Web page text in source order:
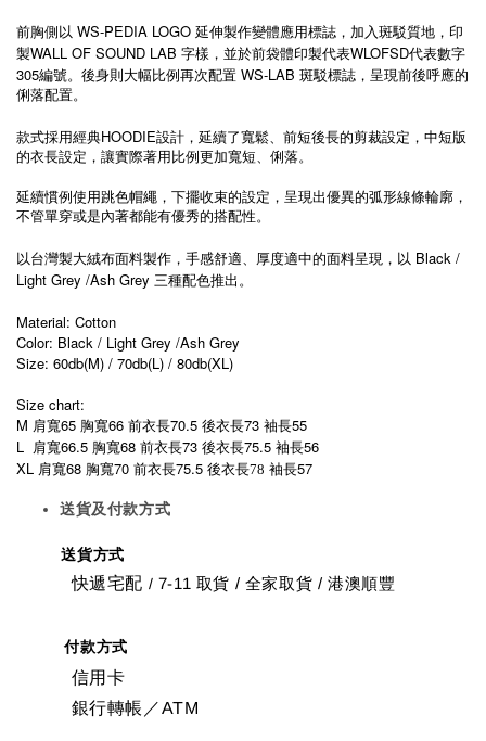
前胸側以 WS-PEDIA LOGO 延伸製作變體應用標誌，加入斑駁質地，印
製WALL OF SOUND LAB 字樣，並於前袋體印製代表WLOFSD代表數字
305編號。後身則大幅比例再次配置 WS-LAB 斑駁標誌，呈現前後呼應的
俐落配置。
款式採用經典HOODIE設計，延續了寬鬆、前短後長的剪裁設定，中短版
的衣長設定，讓實際著用比例更加寬短、俐落。
延續慣例使用跳色帽繩，下擺收束的設定，呈現出優異的弧形線條輪廓，
不管單穿或是內著都能有優秀的搭配性。
以台灣製大絨布面料製作，手感舒適、厚度適中的面料呈現，以 Black /
Light Grey /Ash Grey 三種配色推出。
Material: Cotton
Color: Black / Light Grey /Ash Grey
Size: 60db(M) / 70db(L) / 80db(XL)
Size chart:
M 肩寬65 胸寬66 前衣長70.5 後衣長73 袖長55
L
肩寬66.5 胸寬68 前衣長73 後衣長75.5 袖長56
XL
肩寬68 胸寬70 前衣長75.5 後衣長78 袖長57
送貨及付款方式
送貨方式
快遞宅配 / 7-11 取貨 / 全家取貨 / 港澳順豐
付款方式
信用卡
銀行轉帳／ATM